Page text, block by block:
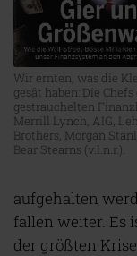
Wir ernten, was die
gesät haben: Die
gestrauchelten
Merrill Lynch, AIG,
Brothers, Morgan
Bear Stearns (v.l.n.r.).
aufgehalten
fallen weiter. Es
der größten